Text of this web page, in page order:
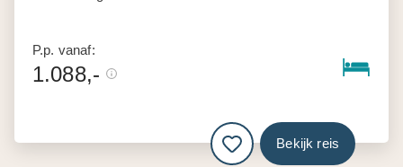
P.p. vanaf:
1.088,-
Bekijk reis